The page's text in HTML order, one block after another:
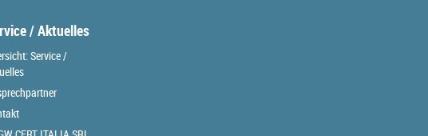
/ Aktuelles
Service /